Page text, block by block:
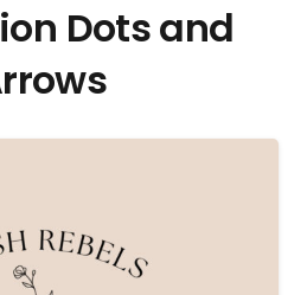
Dots and